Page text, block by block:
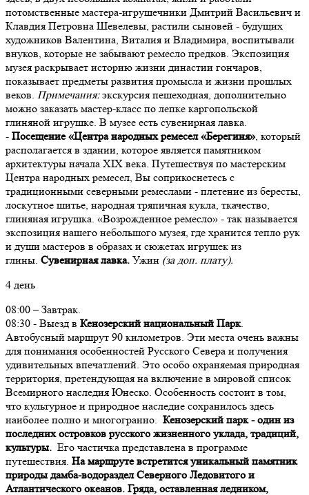
потомственные мастера-игрушечники Дмитрий Васильевич и
Клавдия Петровна Шевелевы, растили сыновей - будущих
художников Валентина, Виталия и Владимира, воспитывали
внуков, которые не забывают ремесло предков. Экспозиция
музея раскрывает историю жизни династии гончаров,
показывает предметы развития промысла и жизни прошлых
веков. Примечания:экскурсия пешеходная, дополнительно
можно заказать мастер-класс по лепке каргопольской
глиняной игрушке. В музее есть сувенирная лавка.
- Посещение «Центра народных ремесел «Берегиня», который
располагается в здании, которое является памятником
архитектуры начала XIX века. Путешествуя по мастерским
Центра народных ремесел, Вы соприкоснетесь с
традиционными северными ремеслами - плетение из бересты,
лоскутное шитье, народная тряпичная кукла, ткачество,
глиняная игрушка. «Возрожденное ремесло» - так называется
экспозиция нашего небольшого музея, где хранится тепло рук
и души мастеров в образах и сюжетах игрушек из
глины. Сувенирная лавка. Ужин (за доп. плату).
4 день
08:00 – Завтрак.
08:30 - Выезд в Кенозерский национальный Парк.
Автобусный маршрут 90 километров. Эти места очень важны
для понимания особенностей Русского Севера и получения
удивительных впечатлений. Это особо охраняемая природная
территория, претендующая на включение в мировой список
Всемирного наследия Юнеско. Особенность состоит в том,
что культурное и природное наследие сохранилось здесь
наиболее полно и многогранно. Кенозерский парк - один из
последних островков русского жизненного уклада, традиций,
культуры. Его частичка представлена в программе
путешествия. На маршруте встретится уникальный памятник
природы дамба-водораздел Северного Ледовитого и
Атлантического океанов. Гряда, оставленная ледником,